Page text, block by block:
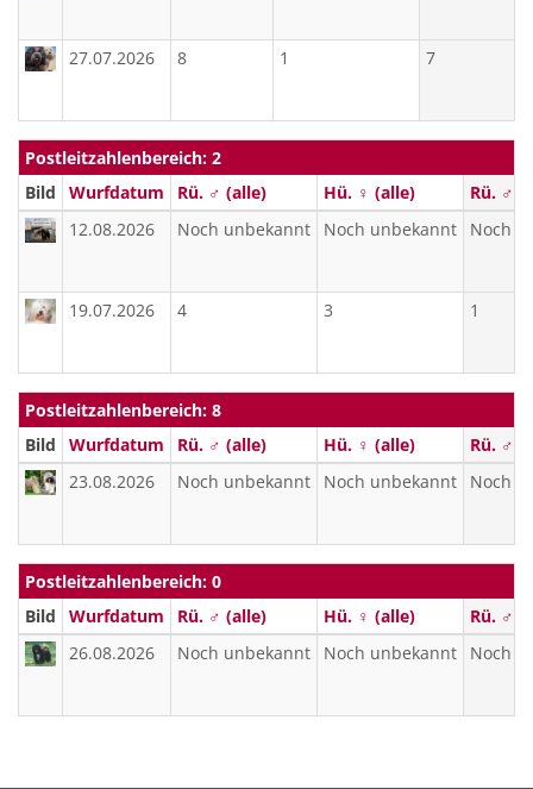
27.07.2026 8 1 7
Postleitzahlenbereich: 2
Bild
Wurfdatum Rü. ♂ (alle) Hü. ♀ (alle)
Rü. ♂
12.08.2026
Noch unbekannt Noch unbekannt Noch
19.07.2026 4 3 1
Postleitzahlenbereich: 8
Bild
Wurfdatum Rü. ♂ (alle) Hü. ♀ (alle)
Rü. ♂
23.08.2026
Noch unbekannt Noch unbekannt Noch
Postleitzahlenbereich: 0
Bild
Wurfdatum Rü. ♂ (alle) Hü. ♀ (alle)
Rü. ♂
26.08.2026
Noch unbekannt Noch unbekannt Noch